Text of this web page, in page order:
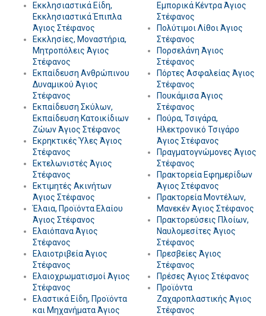
Εκκλησιαστικά Είδη,
Εκκλησιαστικά Έπιπλα
Άγιος Στέφανος
Εκκλησίες, Μοναστήρια,
Μητροπόλεις Άγιος
Στέφανος
Εκπαίδευση Ανθρώπινου
Δυναμικού Άγιος
Στέφανος
Εκπαίδευση Σκύλων,
Εκπαίδευση Κατοικίδιων
Ζώων Άγιος Στέφανος
Εκρηκτικές Ύλες Άγιος
Στέφανος
Εκτελωνιστές Άγιος
Στέφανος
Εκτιμητές Ακινήτων
Άγιος Στέφανος
Έλαια, Προϊόντα Ελαίου
Άγιος Στέφανος
Ελαιόπανα Άγιος
Στέφανος
Ελαιοτριβεία Άγιος
Στέφανος
Ελαιοχρωματισμοί Άγιος
Στέφανος
Ελαστικά Είδη, Προϊόντα
και Μηχανήματα Άγιος
Εμπορικά Κέντρα Άγιος
Στέφανος
Πολύτιμοι Λίθοι Άγιος
Στέφανος
Πορσελάνη Άγιος
Στέφανος
Πόρτες Ασφαλείας Άγιος
Στέφανος
Πουκάμισα Άγιος
Στέφανος
Πούρα, Τσιγάρα,
Ηλεκτρονικό Τσιγάρο
Άγιος Στέφανος
Πραγματογνώμονες Άγιος
Στέφανος
Πρακτορεία Εφημερίδων
Άγιος Στέφανος
Πρακτορεία Μοντέλων,
Μανεκέν Άγιος Στέφανος
Πρακτορεύσεις Πλοίων,
Ναυλομεσίτες Άγιος
Στέφανος
Πρεσβείες Άγιος
Στέφανος
Πρέσες Άγιος Στέφανος
Προϊόντα
Ζαχαροπλαστικής Άγιος
Στέφανος